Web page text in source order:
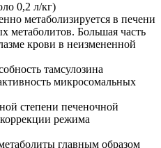
0,2 л/кг)
метаболизируется в печени
метаболитов. Большая часть
крови в неизмененной
тамсулозина
микросомальных
степени печеночной
коррекции режима
главным образом